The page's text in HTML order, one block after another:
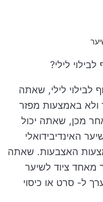
לילי?
לבילוי לילי, שאתה
ולא באמצעות מפזר
מכן, שאתה יכול
האינדיבידואלי
האצבעות. שאתה
מאחד ציוד לשיער
ל- סרט או כיסוי